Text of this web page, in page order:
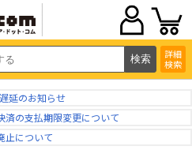
詳細
検索
延のお知らせ
済の支払期限変更について
止について